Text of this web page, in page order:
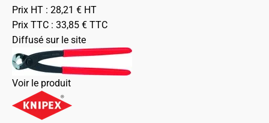
Prix HT : 28,21 € HT
Prix TTC : 33,85 € TTC
Diffusé sur le site
Voir le produit